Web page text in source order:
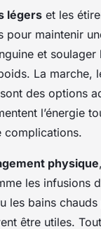
légers et les
pour maintenir
et soulager
La marche,
des options
l’énergie
complications.
physique
les infusions
les bains
être utiles.